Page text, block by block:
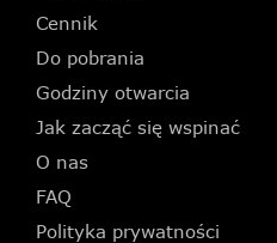
Cennik
Do pobrania
Godziny otwarcia
Jak zacząć się wspinać
O nas
FAQ
Polityka prywatności